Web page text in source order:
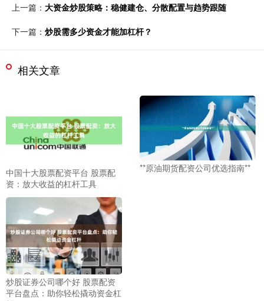
上一篇： 大资金炒股策略：稳健建仓、分散配置与趋势跟随
下一篇： 炒股需多少资金才能加杠杆？
相关文章
中国十大股票配资平台 股票配
资：放大收益的杠杆工具
**原油期货配资公司优选指南**
炒股证券公司哪个好 股票配资
平台盘点：助你轻松撬动资金杠